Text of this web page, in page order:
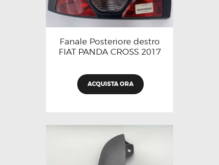
Fanale Posteriore destro
FIAT PANDA CROSS 2017
ACQUISTA ORA